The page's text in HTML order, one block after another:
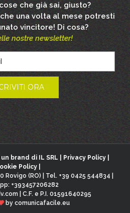
che già sai, giusto?
una volta al mese potresti
vincitore! Di cosa?
nostre newsletter!
brand di IL SRL | Privacy Policy|
Policy|
Rovigo (RO) | Tel. +39 0425 544834 |
+393457206282
| C.F. e P.I. 01591640295
by comunicafacile.eu